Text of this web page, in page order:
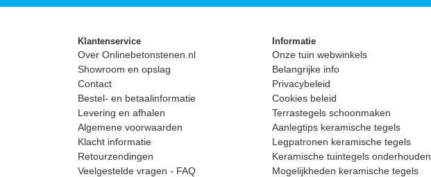
Klantenservice
Over Onlinebetonstenen.nl
Showroom en opslag
Contact
Bestel- en betaalinformatie
Levering en afhalen
Algemene voorwaarden
Klacht informatie
Retourzendingen
Veelgestelde vragen - FAQ
Informatie
Onze tuin webwinkels
Belangrijke info
Privacybeleid
Cookies beleid
Terrastegels schoonmaken
Aanlegtips keramische tegels
Legpatronen keramische tegels
Keramische tuintegels onderhouden
Mogelijkheden keramische tegels